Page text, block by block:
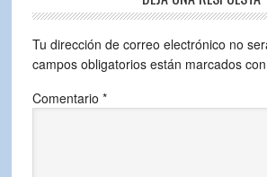
Tu dirección de correo electrónico no
campos obligatorios están marcados con
Comentario *